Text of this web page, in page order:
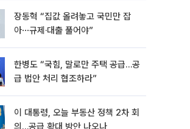
장동혁 “집값 올려놓고 국민만 잡
아⋯규제·대출 풀어야”
한병도 “국힘, 말로만 주택 공급…공
급 법안 처리 협조하라”
이 대통령, 오늘 부동산 정책 2차 회
의…공급 확대 방안 나오나